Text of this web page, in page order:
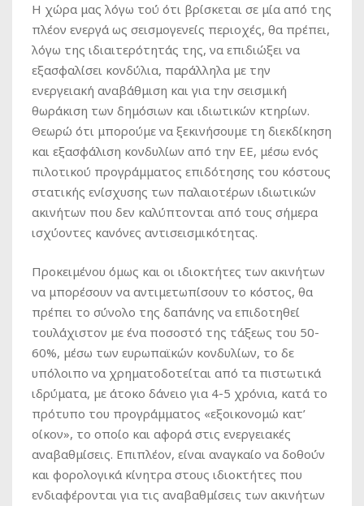
Η χώρα μας λόγω τού ότι βρίσκεται σε μία από της
πλέον ενεργά ως σεισμογενείς περιοχές, θα πρέπει,
λόγω της ιδιαιτερότητάς της, να επιδιώξει να
εξασφαλίσει κονδύλια, παράλληλα με την
ενεργειακή αναβάθμιση και για την σεισμική
θωράκιση των δημόσιων και ιδιωτικών κτηρίων.
Θεωρώ ότι μπορούμε να ξεκινήσουμε τη διεκδίκηση
και εξασφάλιση κονδυλίων από την ΕΕ, μέσω ενός
πιλοτικού προγράμματος επιδότησης του κόστους
στατικής ενίσχυσης των παλαιοτέρων ιδιωτικών
ακινήτων που δεν καλύπτονται από τους σήμερα
ισχύοντες κανόνες αντισεισμικότητας.
Προκειμένου όμως και οι ιδιοκτήτες των ακινήτων
να μπορέσουν να αντιμετωπίσουν το κόστος, θα
πρέπει το σύνολο της δαπάνης να επιδοτηθεί
τουλάχιστον με ένα ποσοστό της τάξεως του 50-
60%, μέσω των ευρωπαϊκών κονδυλίων, το δε
υπόλοιπο να χρηματοδοτείται από τα πιστωτικά
ιδρύματα, με άτοκο δάνειο για 4-5 χρόνια, κατά το
πρότυπο του προγράμματος «εξοικονομώ κατ’
οίκον», το οποίο και αφορά στις ενεργειακές
αναβαθμίσεις. Επιπλέον, είναι αναγκαίο να δοθούν
και φορολογικά κίνητρα στους ιδιοκτήτες που
ενδιαφέρονται για τις αναβαθμίσεις των ακινήτων